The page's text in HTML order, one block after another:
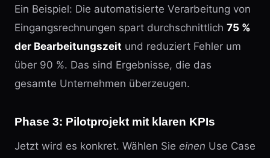
Ein Beispiel: Die automatisierte Verarbeitung von
Eingangsrechnungen spart durchschnittlich 75 %
der Bearbeitungszeit und reduziert Fehler um
über 90 %. Das sind Ergebnisse, die das
gesamte Unternehmen überzeugen.
Phase 3: Pilotprojekt mit klaren KPIs
Jetzt wird es konkret. Wählen Sie einen Use Case